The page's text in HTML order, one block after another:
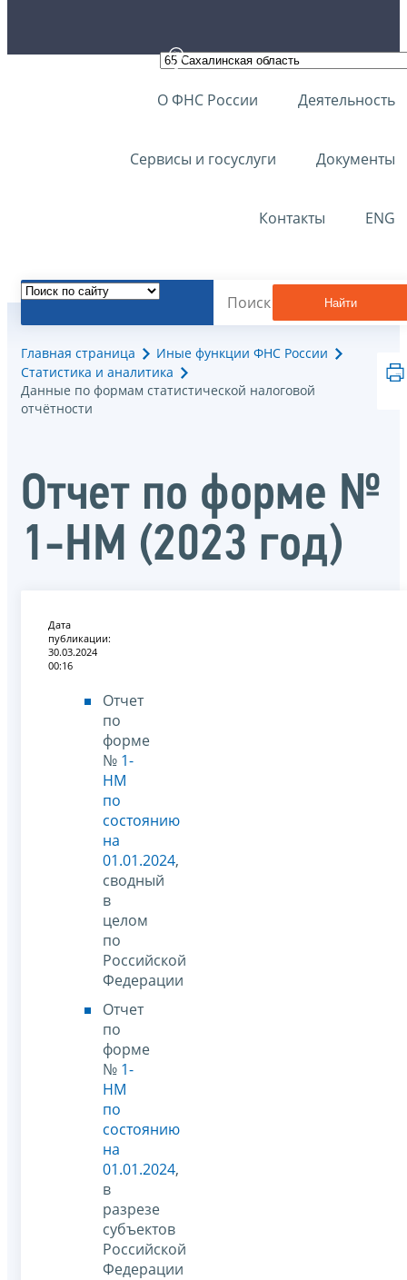
О ФНС России Деятельность
Сервисы и госуслуги Документы
Контакты ENG
Найти
Главная страница
Иные функции ФНС России
Статистика и аналитика
Данные по формам статистической налоговой
отчётности
Отчет по форме №
1-НМ (2023 год)
Дата
публикации:
30.03.2024
00:16
Отчет
по
форме
№ 1-
НМ
по
состоянию
на
01.01.2024,
сводный
в
целом
по
Российской
Федерации
Отчет
по
форме
№ 1-
НМ
по
состоянию
на
01.01.2024,
в
разрезе
субъектов
Российской
Федерации